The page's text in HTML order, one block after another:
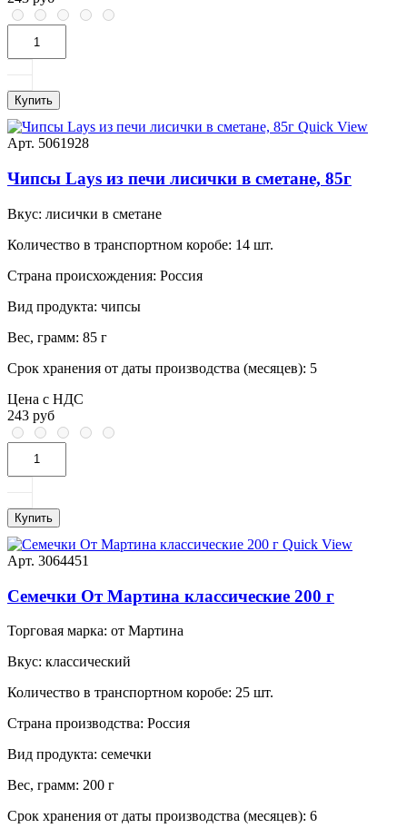
Купить
Quick View
Арт. 5061928
Чипсы Lays из печи лисички в сметане, 85г
Вкус: лисички в сметане
Количество в транспортном коробе: 14 шт.
Страна происхождения: Россия
Вид продукта: чипсы
Вес, грамм: 85 г
Срок хранения от даты производства (месяцев): 5
Цена с НДС
243 руб
Купить
Quick View
Арт. 3064451
Семечки От Мартина классические 200 г
Торговая марка: от Мартина
Вкус: классический
Количество в транспортном коробе: 25 шт.
Страна производства: Россия
Вид продукта: семечки
Вес, грамм: 200 г
Срок хранения от даты производства (месяцев): 6